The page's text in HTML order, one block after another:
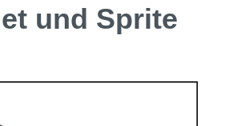
und Sprite